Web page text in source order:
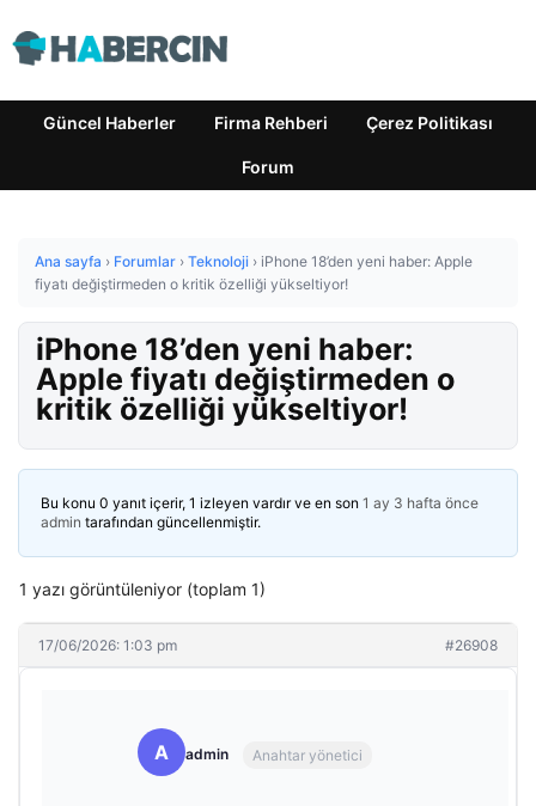
Güncel Haberler Firma Rehberi Çerez Politikası
Forum
Ana sayfa › Forumlar › Teknoloji › iPhone 18’den yeni haber: Apple
fiyatı değiştirmeden o kritik özelliği yükseltiyor!
iPhone 18’den yeni haber:
Apple fiyatı değiştirmeden o
kritik özelliği yükseltiyor!
Bu konu 0 yanıt içerir, 1 izleyen vardır ve en son 1 ay 3 hafta önce
admin tarafından güncellenmiştir.
1 yazı görüntüleniyor (toplam 1)
17/06/2026: 1:03 pm #26908
A admin Anahtar yönetici